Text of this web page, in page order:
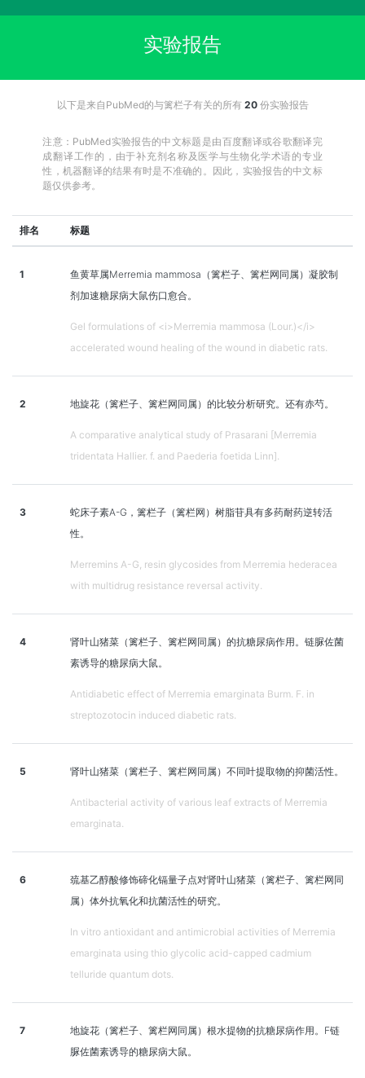
实验报告
以下是来自PubMed的与篱栏子有关的所有 20份实验报告
注意：PubMed实验报告的中文标题是由百度翻译或谷歌翻译完
成翻译工作的，由于补充剂名称及医学与生物化学术语的专业
性，机器翻译的结果有时是不准确的。因此，实验报告的中文标
题仅供参考。
排名 标题
1
鱼黄草属Merremia mammosa（篱栏子、篱栏网同属）凝胶制
剂加速糖尿病大鼠伤口愈合。
Gel formulations of <i>Merremia mammosa (Lour.)</i>
accelerated wound healing of the wound in diabetic rats.
2 地旋花（篱栏子、篱栏网同属）的比较分析研究。还有赤芍。
A comparative analytical study of Prasarani [Merremia
tridentata Hallier. f. and Paederia foetida Linn].
3
蛇床子素A-G，篱栏子（篱栏网）树脂苷具有多药耐药逆转活
性。
Merremins A-G, resin glycosides from Merremia hederacea
with multidrug resistance reversal activity.
4
肾叶山猪菜（篱栏子、篱栏网同属）的抗糖尿病作用。链脲佐菌
素诱导的糖尿病大鼠。
Antidiabetic effect of Merremia emarginata Burm. F. in
streptozotocin induced diabetic rats.
5 肾叶山猪菜（篱栏子、篱栏网同属）不同叶提取物的抑菌活性。
Antibacterial activity of various leaf extracts of Merremia
emarginata.
6
巯基乙醇酸修饰碲化镉量子点对肾叶山猪菜（篱栏子、篱栏网同
属）体外抗氧化和抗菌活性的研究。
In vitro antioxidant and antimicrobial activities of Merremia
emarginata using thio glycolic acid-capped cadmium
telluride quantum dots.
7
地旋花（篱栏子、篱栏网同属）根水提物的抗糖尿病作用。F链
脲佐菌素诱导的糖尿病大鼠。